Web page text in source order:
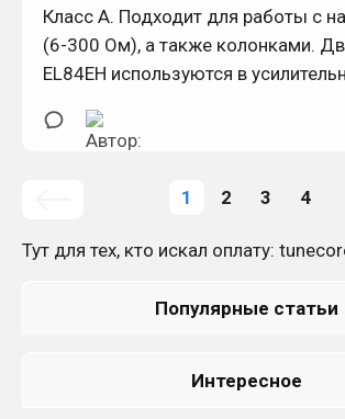
Класс А. Подходит для работы с
(6-300 Ом), а также колонками.
EL84EH используются в
предусилительной.
1 2 3 4
Тут для тех, кто искал оплату:
Популярные статьи
Интересное